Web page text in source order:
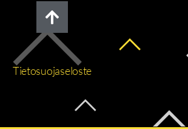
Tietosuojaseloste